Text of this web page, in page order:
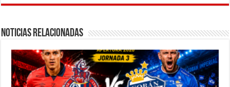
Noticias Relacionadas